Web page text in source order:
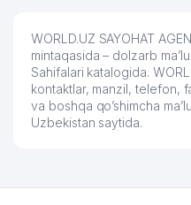
WORLD.UZ SAYOHAT
mintaqasida – dolzarb
Sahifalari katalogida.
kontaktlar, manzil, telefon,
va boshqa qo’shimcha
Uzbekistan saytida.